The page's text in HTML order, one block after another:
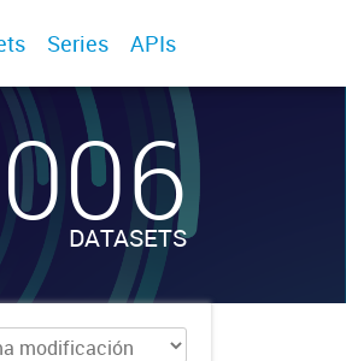
Series APIs
006
DATASETS